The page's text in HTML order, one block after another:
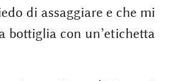
di assaggiare e che mi
bottiglia con un’etichetta